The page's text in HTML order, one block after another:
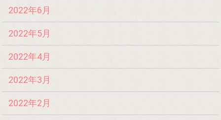
2022年6月
2022年5月
2022年4月
2022年3月
2022年2月